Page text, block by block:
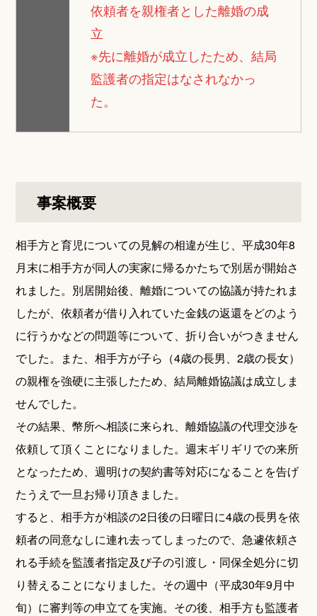
依頼者を親権者とした離婚の成
立
※先に離婚が成立したため、結局
監護者の指定はなされなかっ
た。
事案概要
相手方と育児についての見解の相違が生じ、平成30年8
月末に相手方が同人の実家に帰るかたちで別居が開始さ
れました。別居開始後、離婚についての協議が持たれま
したが、依頼者が借り入れていた金銭の返還をどのよう
に行うかなどの問題等について、折り合いがつきません
でした。また、相手方が子ら（4歳の長男、2歳の長女）
の親権を強硬に主張したため、結局離婚協議は成立しま
せんでした。
その結果、幣所へ相談に来られ、離婚協議の代理交渉を
依頼して頂くことになりました。週末ギリギリでの来所
となったため、週明けの契約書等対応になることを告げ
たうえで一旦お帰り頂きました。
すると、相手方が相談の2日後の日曜日に4歳の長男を依
頼者の同意なしに連れ去ってしまったので、急遽依頼さ
れる手続を監護者指定及び子の引渡し・同保全処分に切
り替えることになりました。その週中（平成30年9月中
旬）に審判等の申立てを実施。その後、相手方も監護者